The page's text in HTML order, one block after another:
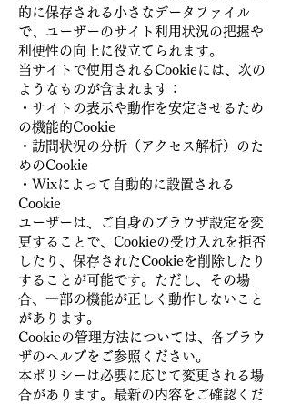
的に保存される小さなデータファイル
で、ユーザーのサイト利用状況の把握や
利便性の向上に役立てられます。
当サイトで使用されるCookieには、次の
ようなものが含まれます：
・サイトの表示や動作を安定させるため
の機能的Cookie
・訪問状況の分析（アクセス解析）のた
めのCookie
・Wixによって自動的に設置される
Cookie
ユーザーは、ご自身のブラウザ設定を変
更することで、Cookieの受け入れを拒否
したり、保存されたCookieを削除したり
することが可能です。ただし、その場
合、一部の機能が正しく動作しないこと
があります。
Cookieの管理方法については、各ブラウ
ザのヘルプをご参照ください。
本ポリシーは必要に応じて変更される場
合があります。最新の内容をご確認くだ